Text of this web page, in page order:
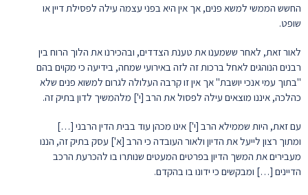
החשש הממשי למשא פנים, אך אין היא בפני עצמה עילה לפסילת דיין או
שופט.
לאור זאת, לאחר ששמענו את טענת הצדדים, ובהכירנו את הלוך הרוח בין
רבנים הנוהגים לאחל ברכות זה לזה באירועי שמחה, בידיעה כי מקוים בהם
"בתוך עמי אנכי יושבת" אך אין זו קִרבה העלולה לגרום למשוא פנים שלא
כהלכה, איננו מוצאים עילה לפסול את הרב [י'] מלהמשיך לדון בתיק זה.
עם זאת, היות שממילא הרב [י'] אינו מכהן עוד בבית הדין הרבני […]
ומתוך רצון לייעל את הדיון ולאור העובדה כי הרב [א'] עסק בתיק זה, הננו
מעבירים את המשך הדיון בפרטים המעטים שנותרו בו להכרעת הרכב
הדיינים […] ומבקשים כי ידונו בו בהקדם.